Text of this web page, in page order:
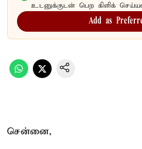
உடனுக்குடன் பெற கிளிக்
Add as
சென்னை,